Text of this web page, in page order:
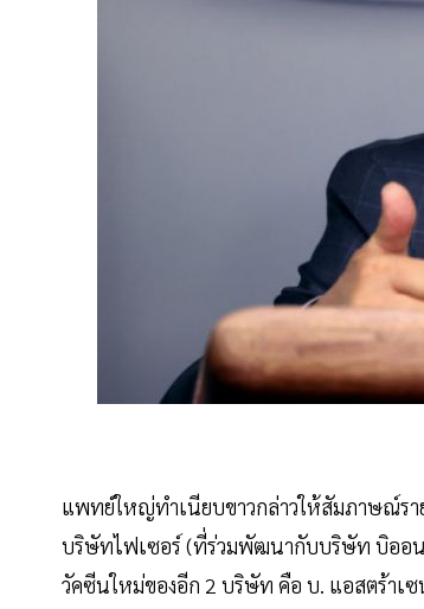
แพทย์ใหญ่ทำเนียบขาวกล่าวให้สัมภาษณ์ร
บริษัทไฟเซอร์ (ที่ร่วมพัฒนากับบริษัท บิออน
วัคซีนใหม่ของอีก 2 บริษัท คือ บ. แอสตร้า